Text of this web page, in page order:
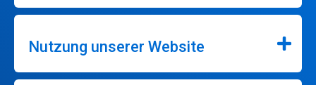
Nutzung unserer Website